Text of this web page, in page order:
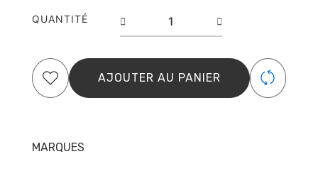
QUANTITÉ
No
Shimmer
Multicolor
AJOUTER AU PANIER
MARQUES